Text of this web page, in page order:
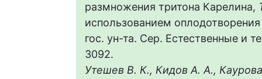
размножения тритона Карелина,
использованием
гос. ун-та. Сер. Естественные и
3092.
Утешев В. К., Кидов А. А.,